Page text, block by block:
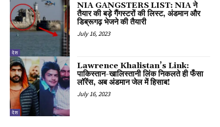
देश
NIA GANGSTERS LIST: NIA ने
तैयार की बड़े गैंगस्टरों की लिस्ट, अंडमान और
डिब्रूगढ़ भेजने की तैयारी
July 16, 2023
देश
Lawrence Khalistan’s Link:
पाकिस्तान-खालिस्तानी लिंक निकलते ही फँसा
लॉरेंस, अब अंडमान जेल में हिसाब!
July 16, 2023